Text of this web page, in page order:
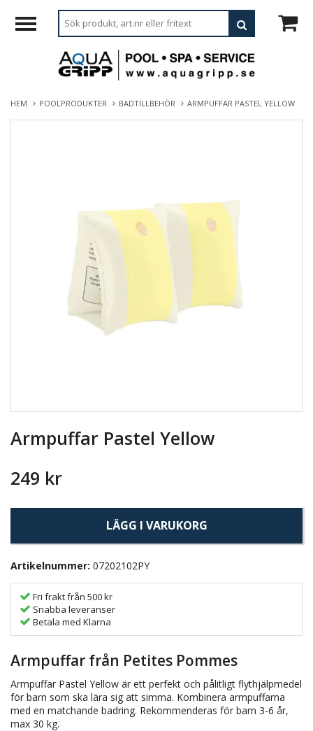
HEM POOLPRODUKTER BADTILLBEHÖR ARMPUFFAR PASTEL YELLOW
Armpuffar Pastel Yellow
249 kr
LÄGG I VARUKORG
Artikelnummer: 07202102PY
Fri frakt från 500 kr
Snabba leveranser
Betala med Klarna
Armpuffar från Petites Pommes
Armpuffar Pastel Yellow är ett perfekt och pålitligt flythjälpmedel
för barn som ska lära sig att simma. Kombinera armpuffarna
med en matchande badring. Rekommenderas för barn 3-6 år,
max 30 kg.